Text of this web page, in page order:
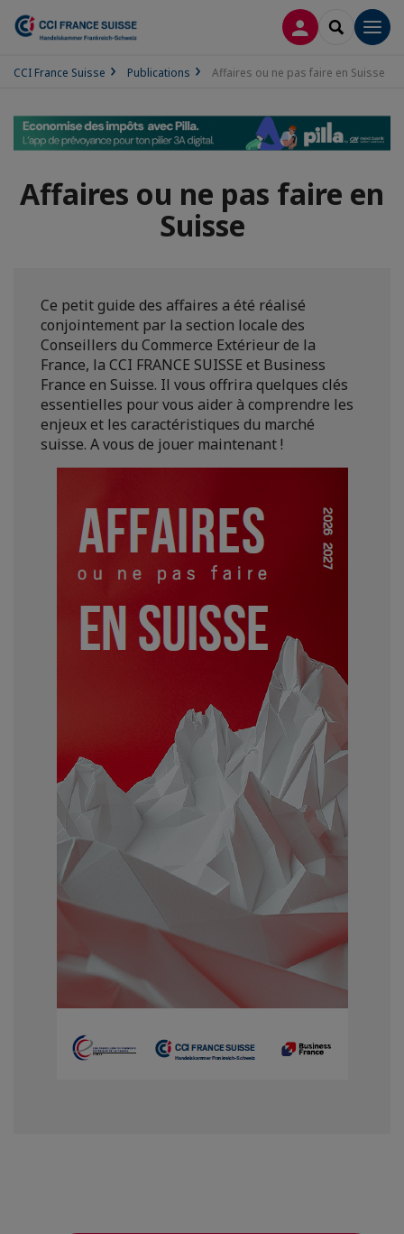
CONNEXION
CCI France Suisse Publications Affaires ou ne pas faire en Suisse
Affaires ou ne pas faire en
Suisse
Ce petit guide des affaires a été réalisé
conjointement par la section locale des
Conseillers du Commerce Extérieur de la
France, la CCI FRANCE SUISSE et Business
France en Suisse. Il vous offrira quelques clés
essentielles pour vous aider à comprendre les
enjeux et les caractéristiques du marché
suisse. A vous de jouer maintenant !